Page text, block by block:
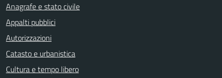
Anagrafe e stato civile
Appalti pubblici
Autorizzazioni
Catasto e urbanistica
Cultura e tempo libero